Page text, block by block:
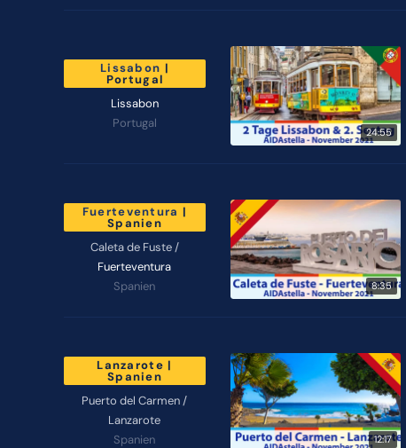
Lissabon |
Portugal
Lissabon
Portugal
24:55
Fuerteventura |
Spanien
Caleta de Fuste /
Fuerteventura
Spanien
8:35
Lanzarote |
Spanien
Puerto del Carmen /
Lanzarote
Spanien
12:17